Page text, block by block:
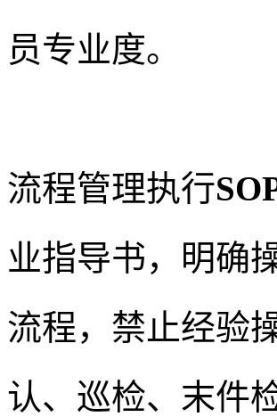
员专业度。
流程管理执行
业指导书，明确
流程，禁止经验
认、巡检、末件